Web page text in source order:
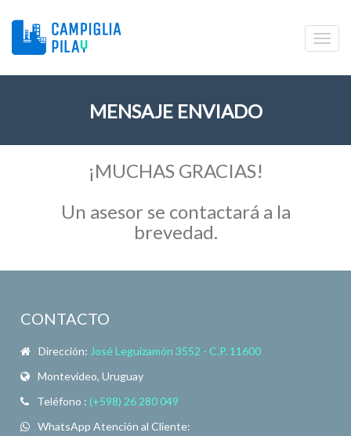
MENSAJE ENVIADO
¡MUCHAS GRACIAS!
Un asesor se contactará a la
brevedad.
CONTACTO
Dirección: José Leguizamón 3552 - C.P. 11600
Montevideo, Uruguay
Teléfono : (+598) 26 280 049
WhatsApp Atención al Cliente: